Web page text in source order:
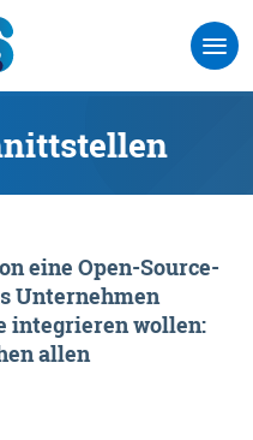
eine Open-Source-
Unternehmen
integrieren wollen:
allen